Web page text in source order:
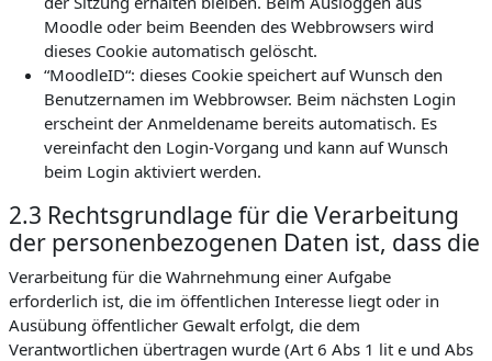
Moodle oder beim Beenden des Webbrowsers wird
dieses Cookie automatisch gelöscht.
“MoodleID“: dieses Cookie speichert auf Wunsch den
Benutzernamen im Webbrowser. Beim nächsten Login
erscheint der Anmeldename bereits automatisch. Es
vereinfacht den Login-Vorgang und kann auf Wunsch
beim Login aktiviert werden.
2.3 Rechtsgrundlage für die Verarbeitung
der personenbezogenen Daten ist, dass die
Verarbeitung für die Wahrnehmung einer Aufgabe
erforderlich ist, die im öffentlichen Interesse liegt oder in
Ausübung öffentlicher Gewalt erfolgt, die dem
Verantwortlichen übertragen wurde (Art 6 Abs 1 lit e und Abs